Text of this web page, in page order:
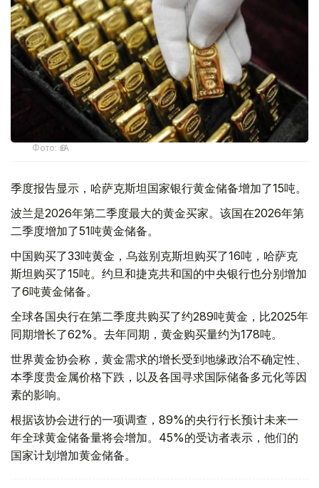
Фото: ӨзА
季度报告显示，哈萨克斯坦国家银行黄金储备增加了15吨。
波兰是2026年第二季度最大的黄金买家。该国在2026年第
二季度增加了51吨黄金储备。
中国购买了33吨黄金，乌兹别克斯坦购买了16吨，哈萨克
斯坦购买了15吨。约旦和捷克共和国的中央银行也分别增加
了6吨黄金储备。
全球各国央行在第二季度共购买了约289吨黄金，比2025年
同期增长了62%。去年同期，黄金购买量约为178吨。
世界黄金协会称，黄金需求的增长受到地缘政治不确定性、
本季度贵金属价格下跌，以及各国寻求国际储备多元化等因
素的影响。
根据该协会进行的一项调查，89%的央行行长预计未来一
年全球黄金储备量将会增加。45%的受访者表示，他们的
国家计划增加黄金储备。